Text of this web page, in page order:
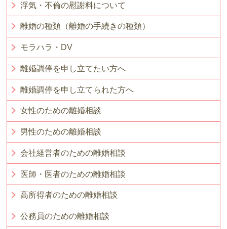
浮気・不倫の慰謝料について
離婚の種類（離婚の手続きの種類）
モラハラ・DV
離婚調停を申し立てたい方へ
離婚調停を申し立てられた方へ
女性のための離婚相談
男性のための離婚相談
会社経営者のための離婚相談
医師・医者のための離婚相談
高所得者のための離婚相談
公務員のための離婚相談